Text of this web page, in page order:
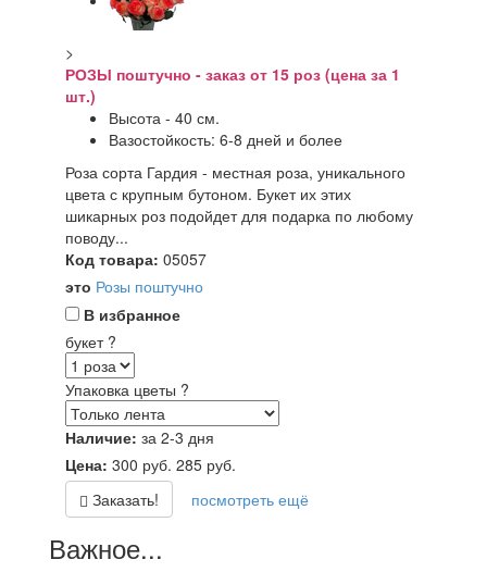
>
РОЗЫ поштучно - заказ от 15 роз (цена за 1
шт.)
Высота - 40 см.
Вазостойкость: 6-8 дней и более
Роза сорта Гардия - местная роза, уникального
цвета с крупным бутоном. Букет их этих
шикарных роз подойдет для подарка по любому
поводу...
Код товара: 05057
это Розы поштучно
В избранное
букет ?
Упаковка цветы ?
Наличие: за 2-3 дня
Цена: 300 руб. 285 руб.
Заказать!
посмотреть ещё
Важное...